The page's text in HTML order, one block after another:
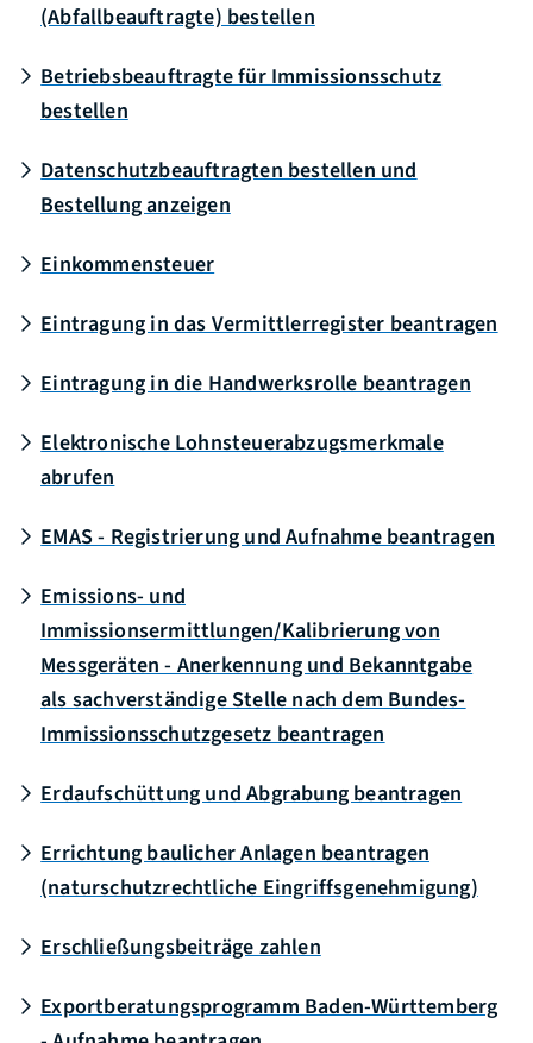
(Abfallbeauftragte) bestellen
Betriebsbeauftragte für Immissionsschutz
bestellen
Datenschutzbeauftragten bestellen und
Bestellung anzeigen
Einkommensteuer
Eintragung in das Vermittlerregister beantragen
Eintragung in die Handwerksrolle beantragen
Elektronische Lohnsteuerabzugsmerkmale
abrufen
EMAS - Registrierung und Aufnahme beantragen
Emissions- und
Immissionsermittlungen/Kalibrierung von
Messgeräten - Anerkennung und Bekanntgabe
als sachverständige Stelle nach dem Bundes-
Immissionsschutzgesetz beantragen
Erdaufschüttung und Abgrabung beantragen
Errichtung baulicher Anlagen beantragen
(naturschutzrechtliche Eingriffsgenehmigung)
Erschließungsbeiträge zahlen
Exportberatungsprogramm Baden-Württemberg